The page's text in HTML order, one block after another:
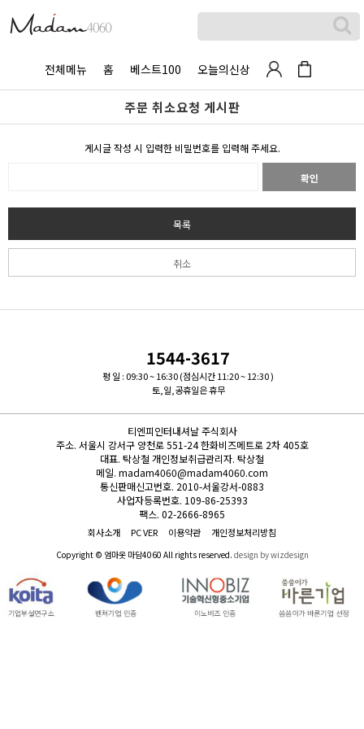
전체메뉴 홈 베스트100 오늘의신상
주문 취소요청 게시판
게시글 작성 시 입력한 비밀번호를 입력해 주세요.
확인
목록
취소
1544-3617
평 일 : 09:30 ~ 16:30 (점심시간 11:20 ~ 12:30 )
토,일,공휴일은 휴무
티엔피인터내셔날 주식회사
주소. 서울시 강서구 양천로 551-24 한화비즈메트로 2차 405호
대표. 탁상철 개인정보취급관리자. 탁상철
메일. madam4060@madam4060.com
통신판매신고번호. 2010-서울강서-0883
사업자등록번호. 109-86-25393
팩스. 02-2666-8965
회사소개 PC VER 이용약관 개인정보처리방침
Copyright © 엄마옷 마담4060 All rights reserved. design by wizdesign